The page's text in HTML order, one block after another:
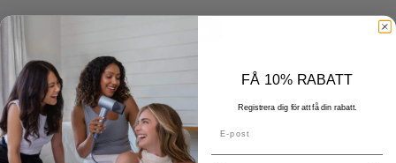
FÅ 10% RABATT
Registrera dig för att få din rabatt.